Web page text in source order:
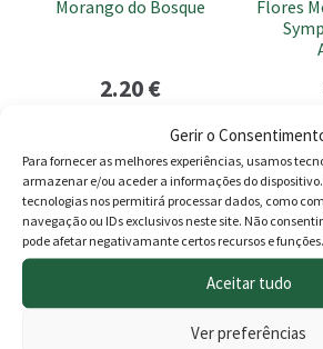
Gerir o
Para fornecer as melhores experiências, usamos
armazenar e/ou aceder a informações do
tecnologias nos permitirá processar dados, como
navegação ou IDs exclusivos neste site. Não
pode afetar negativamante certos recursos e funções.
Aceitar tudo
Ver preferências
Morango do Bosque
2.20€
Flores
Produtos